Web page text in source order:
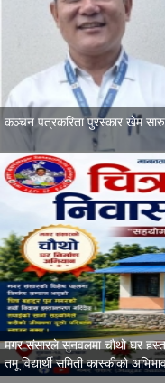
कञ्चन पत्रकरिता पुरस्कार खेम सारु
मगर संसारले सुनवलमा चौथो घर
तमू विद्यार्थी समिती कास्कीको